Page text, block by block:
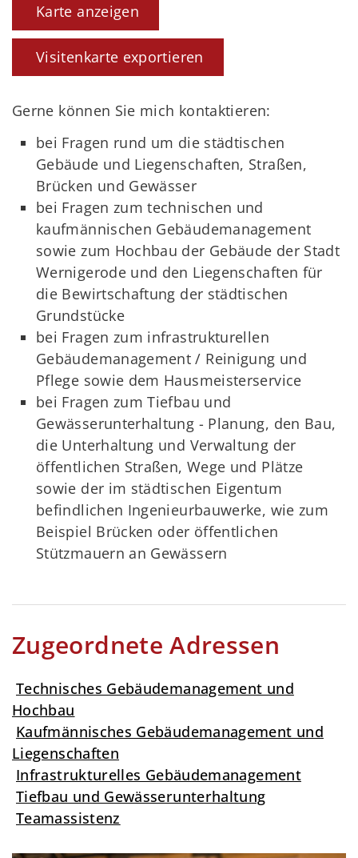
Karte anzeigen
Visitenkarte exportieren
Gerne können Sie mich kontaktieren:
bei Fragen rund um die städtischen
Gebäude und Liegenschaften, Straßen,
Brücken und Gewässer
bei Fragen zum technischen und
kaufmännischen Gebäudemanagement
sowie zum Hochbau der Gebäude der Stadt
Wernigerode und den Liegenschaften für
die Bewirtschaftung der städtischen
Grundstücke
bei Fragen zum infrastrukturellen
Gebäudemanagement / Reinigung und
Pflege sowie dem Hausmeisterservice
bei Fragen zum Tiefbau und
Gewässerunterhaltung - Planung, den Bau,
die Unterhaltung und Verwaltung der
öffentlichen Straßen, Wege und Plätze
sowie der im städtischen Eigentum
befindlichen Ingenieurbauwerke, wie zum
Beispiel Brücken oder öffentlichen
Stützmauern an Gewässern
Zugeordnete Adressen
Technisches Gebäudemanagement und
Hochbau
Kaufmännisches Gebäudemanagement und
Liegenschaften
Infrastrukturelles Gebäudemanagement
Tiefbau und Gewässerunterhaltung
Teamassistenz